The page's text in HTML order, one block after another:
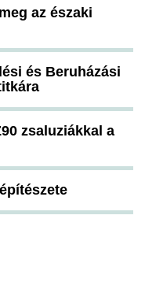
az északi
és Beruházási
zsaluziákkal a